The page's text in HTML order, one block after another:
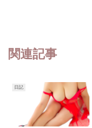
関連記事
日記